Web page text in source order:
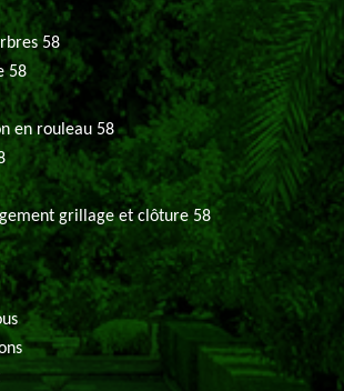
58
58
en rouleau 58
grillage et clôture 58